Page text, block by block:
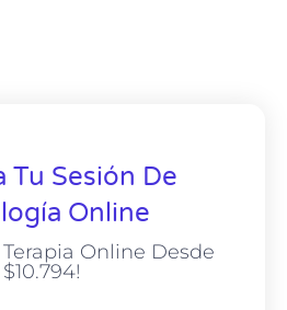
Tu Sesión De
Online
Terapia Online Desde
$10.794!